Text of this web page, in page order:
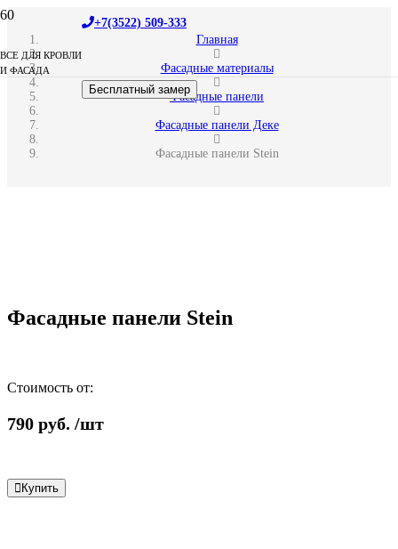
ВСЕ ДЛЯ КРОВЛИ
И ФАСАДА
+7(3522) 509-333
Бесплатный замер
Главная
Фасадные материалы
Фасадные панели
Фасадные панели Деке
Фасадные панели Stein
Фасадные панели Stein
Стоимость от:
790 руб. /шт
Купить